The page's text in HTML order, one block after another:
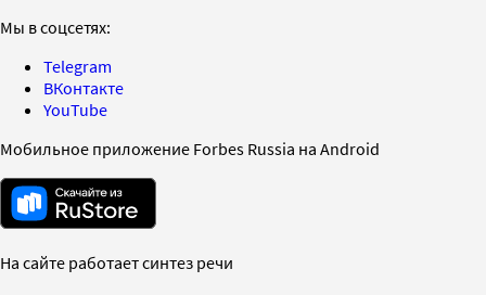
Мы в соцсетях:
Telegram
ВКонтакте
YouTube
Мобильное приложение Forbes Russia на Android
На сайте работает синтез речи